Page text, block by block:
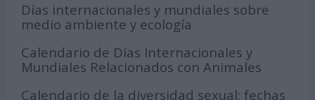
Días internacionales y mundiales sobre
medio ambiente y ecología
Calendario de Días Internacionales y
Mundiales Relacionados con Animales
Calendario de la diversidad sexual: fechas